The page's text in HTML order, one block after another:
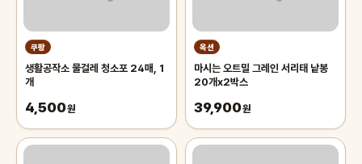
쿠팡
생활공작소 물걸레 청소포 24매, 1
개
4,500원
옥션
마시는 오트밀 그레인 서리태 낱봉
20개x2박스
39,900원